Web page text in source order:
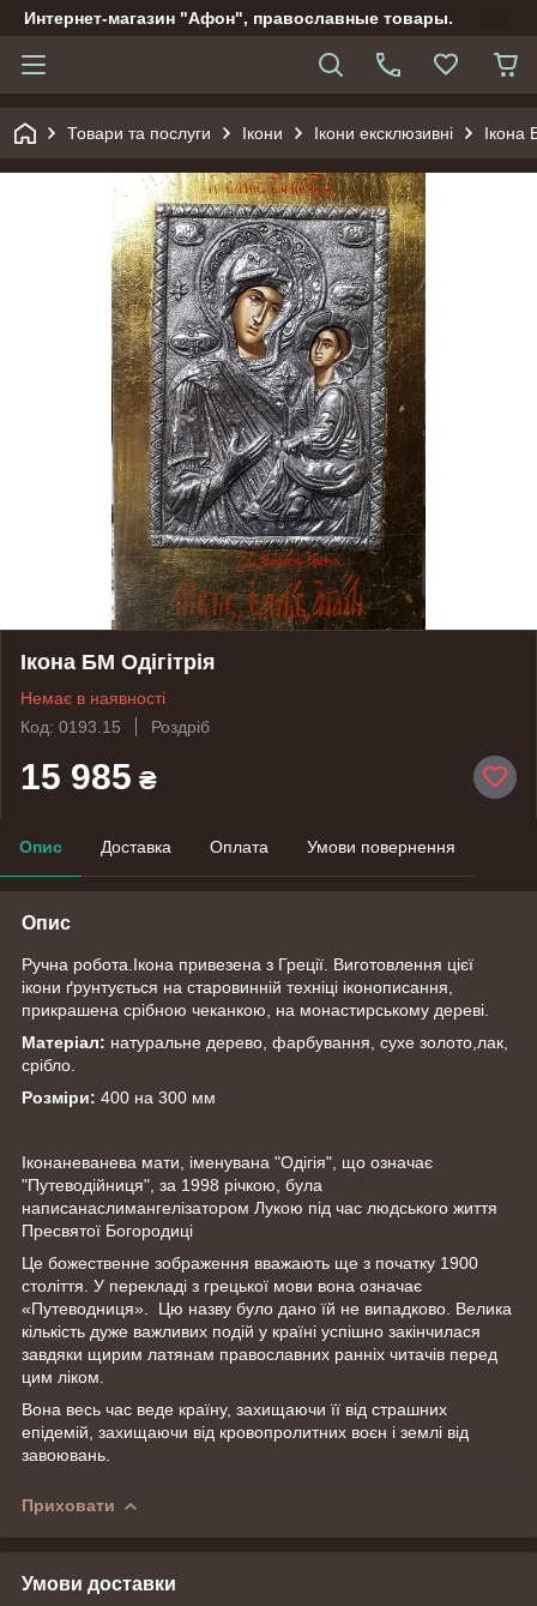
Интернет-магазин "Афон", православные товары.
Товари та послуги Ікони Ікони ексклюзивні Ікона
Ікона БМ Одігітрія
Немає в наявності
Код: 0193.15
Роздріб
15 985 ₴
Опис Доставка Оплата Умови повернення
Опис
Ручна робота.Ікона привезена з Греції. Виготовлення цієї
ікони ґрунтується на старовинній техніці іконописання,
прикрашена срібною чеканкою, на монастирському дереві.
Матеріал: натуральне дерево, фарбування, сухе золото,лак,
срібло.
Розміри: 400 на 300 мм
Іконаневанева мати, іменувана "Одігія", що означає
"Путеводійниця", за 1998 річкою, була
написанаслимангелізатором Лукою під час людського життя
Пресвятої Богородиці
Це божественне зображення вважають ще з початку 1900
століття. У перекладі з грецької мови вона означає
«Путеводниця». Цю назву було дано їй не випадково. Велика
кількість дуже важливих подій у країні успішно закінчилася
завдяки щирим латянам православних ранніх читачів перед
цим ліком.
Вона весь час веде країну, захищаючи її від страшних
епідемій, захищаючи від кровопролитних воєн і землі від
завоювань.
Приховати
Умови доставки